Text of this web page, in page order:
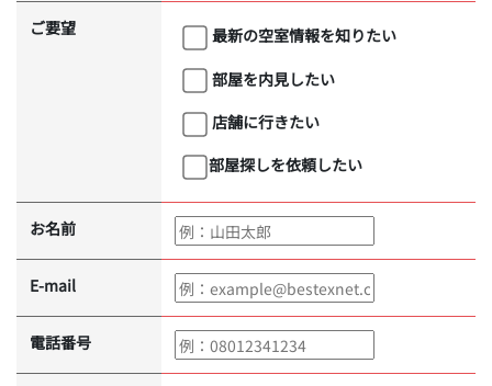
ご要望
最新の空室情報を知りたい
部屋を内見したい
店舗に行きたい
部屋探しを依頼したい
お名前
E-mail
電話番号